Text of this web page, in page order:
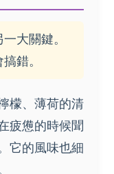
大關鍵。
錯。
檬、薄荷的清
疲憊的時候聞
它的風味也細